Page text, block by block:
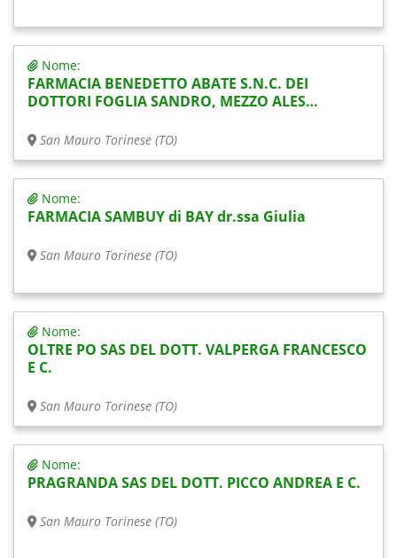
Nome:
FARMACIA BENEDETTO ABATE S.N.C. DEI
DOTTORI FOGLIA SANDRO, MEZZO ALES…
San Mauro Torinese (TO)
Nome:
FARMACIA SAMBUY di BAY dr.ssa Giulia
San Mauro Torinese (TO)
Nome:
OLTRE PO SAS DEL DOTT. VALPERGA FRANCESCO
E C.
San Mauro Torinese (TO)
Nome:
PRAGRANDA SAS DEL DOTT. PICCO ANDREA E C.
San Mauro Torinese (TO)